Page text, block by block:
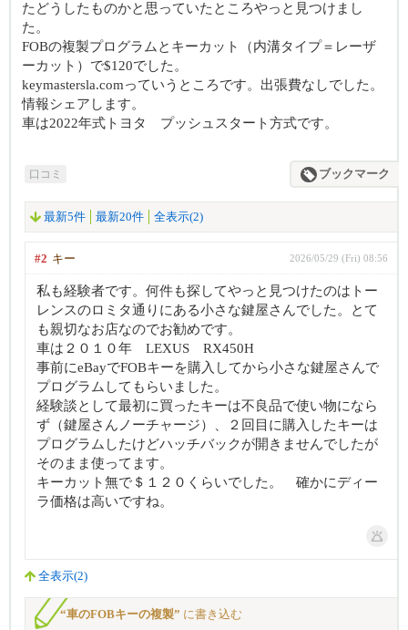
たどうしたものかと思っていたところやっと見つけまし
た。
FOBの複製プログラムとキーカット（内溝タイプ＝レーザ
ーカット）で$120でした。
keymastersla.comっていうところです。出張費なしでした。
情報シェアします。
車は2022年式トヨタ プッシュスタート方式です。
口コミ ブックマーク
最新5件 最新20件 全表示(2)
#2 キー 2026/05/29 (Fri) 08:56
私も経験者です。何件も探してやっと見つけたのはトー
レンスのロミタ通りにある小さな鍵屋さんでした。とて
も親切なお店なのでお勧めです。
車は２０１０年 LEXUS RX450H
事前にeBayでFOBキーを購入してから小さな鍵屋さんで
プログラムしてもらいました。
経験談として最初に買ったキーは不良品で使い物になら
ず（鍵屋さんノーチャージ）、２回目に購入したキーは
プログラムしたけどハッチバックが開きませんでしたが
そのまま使ってます。
キーカット無で＄１２０くらいでした。 確かにディー
ラ価格は高いですね。
全表示(2)
“車のFOBキーの複製” に書き込む